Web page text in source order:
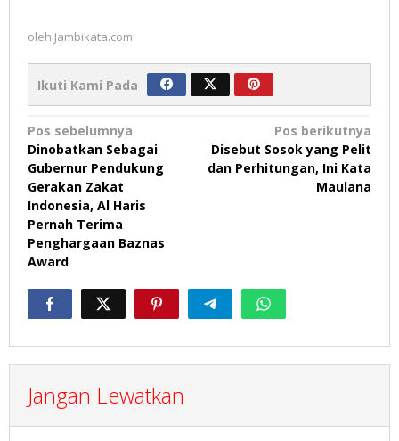
oleh Jambikata.com
Ikuti Kami Pada
Navigasi
pos
Pos sebelumnya
Dinobatkan Sebagai
Gubernur Pendukung
Gerakan Zakat
Indonesia, Al Haris
Pernah Terima
Penghargaan Baznas
Award
Pos berikutnya
Disebut Sosok yang Pelit
dan Perhitungan, Ini Kata
Maulana
Jangan Lewatkan